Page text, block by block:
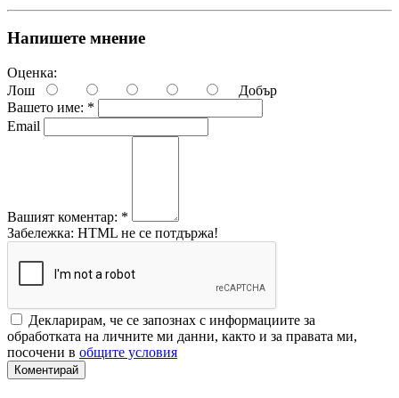
Напишете мнение
Оценка:
Лош
Добър
Вашето име: *
Email
Вашият коментар: *
Забележка: HTML не се потдържа!
Декларирам, че се запознах с информациите за
обработката на личните ми данни, както и за правата ми,
посочени в общите условия
Коментирай